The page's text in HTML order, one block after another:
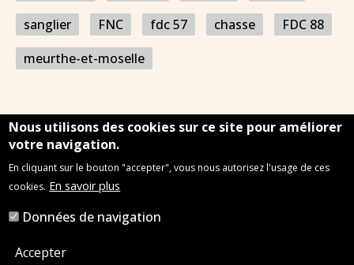
sanglier
FNC fdc 57 chasse
FDC 88
meurthe-et-moselle
2022 © Chasseurs de l'Est
Mentions légales Plan du site Nous contacter
Nous utilisons des cookies sur ce site pour améliorer
votre navigation.
En cliquant sur le bouton "accepter", vous nous autorisez l'usage de ces
cookies. En savoir plus
Données de navigation
Accepter